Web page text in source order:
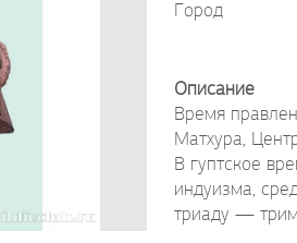
Город
Описание
Время
Матхура,
В гуптское
индуизма,
триаду —